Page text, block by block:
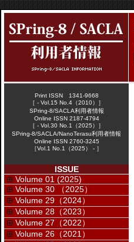
Print ISSN 1341-9668
［ - Vol.15 No.4（2010）］
SPring-8/SACLA利用者情報
Online ISSN 2187-4794
［ - Vol.30 No.1（2025）］
SPring-8/SACLA/NanoTerasu利用者情報
Online ISSN 2760-3245
［Vol.1 No.1（2025） - ］
ISSUE
Volume 01 (2025)
Volume 30 （2025）
Volume 29（2024）
Volume 28（2023）
Volume 27（2022）
Volume 26（2021）